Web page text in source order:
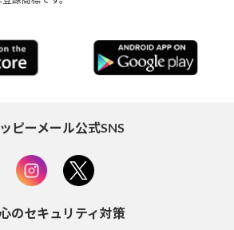
ピーメール公式SNS
のセキュリティ対策